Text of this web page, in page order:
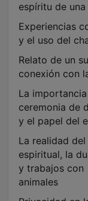
espíritu de una
Experiencias
y el uso del
Relato de un
conexión con
La
ceremonia de
y el papel del
La realidad
espiritual, la
y trabajos con
animales